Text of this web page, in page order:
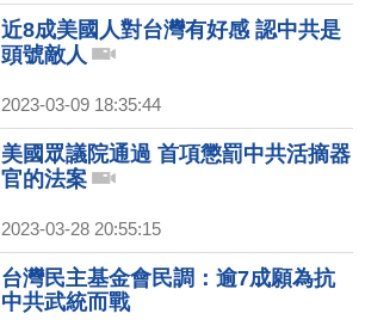
近8成美國人對台灣有好感 認中共是
頭號敵人
2023-03-09 18:35:44
美國眾議院通過 首項懲罰中共活摘器
官的法案
2023-03-28 20:55:15
台灣民主基金會民調：逾7成願為抗
中共武統而戰